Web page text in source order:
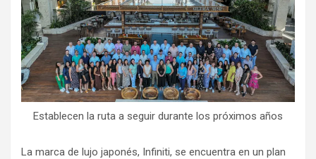
Establecen la ruta a seguir durante los próximos años
La marca de lujo japonés, Infiniti, se encuentra en un plan